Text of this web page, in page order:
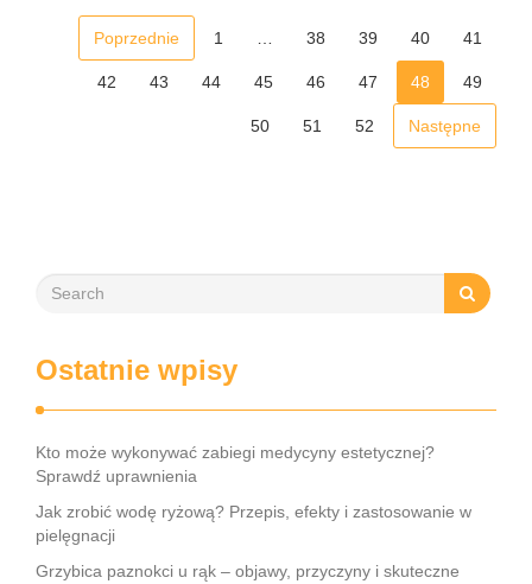
Badanie piersi pozwala …
Poprzednie 1 38 39 40 41
42 43 44 45 46 47 48 49
50 51 52 Następne
Ostatnie wpisy
Kto może wykonywać zabiegi medycyny estetycznej?
Sprawdź uprawnienia
Jak zrobić wodę ryżową? Przepis, efekty i zastosowanie w
pielęgnacji
Grzybica paznokci u rąk – objawy, przyczyny i skuteczne